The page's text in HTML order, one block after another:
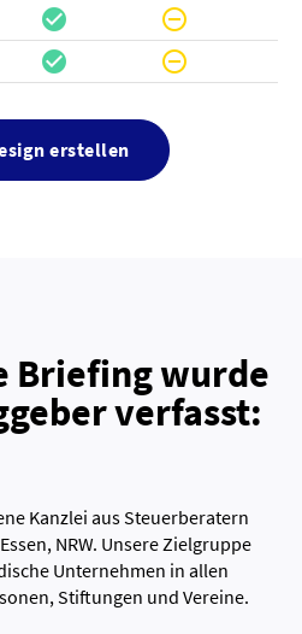
check_circle do_not_disturb_on
check_circle do_not_disturb_on
erstellen
Briefing wurde
verfasst:
Kanzlei aus Steuerberatern
NRW. Unsere Zielgruppe
Unternehmen in allen
Stiftungen und Vereine.